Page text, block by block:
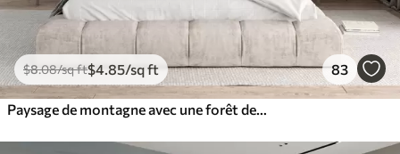
$8.08/sq ft$4 .85/sq ft 83